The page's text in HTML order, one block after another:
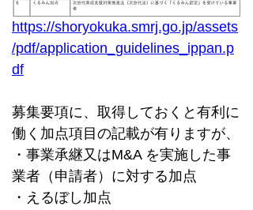
https://shoryokuka.smrj.go.jp/assets
/pdf/application_guidelines_ippan.p
df
募集要項に、取得しておくと有利に
働く加点項目の記載が有りますが、
・事業承継又はM&A を実施した事
業者（申請者）に対する加点
・えるぼし加点